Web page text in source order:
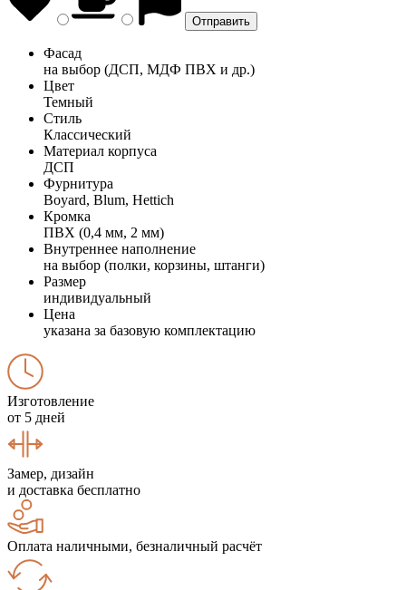
Фасад
на выбор (ДСП, МДФ ПВХ и др.)
Цвет
Темный
Стиль
Классический
Материал корпуса
ДСП
Фурнитура
Boyard, Blum, Hettich
Кромка
ПВХ (0,4 мм, 2 мм)
Внутреннее наполнение
на выбор (полки, корзины, штанги)
Размер
индивидуальный
Цена
указана за базовую комплектацию
Изготовление
от 5 дней
Замер, дизайн
и доставка бесплатно
Оплата наличными, безналичный расчёт